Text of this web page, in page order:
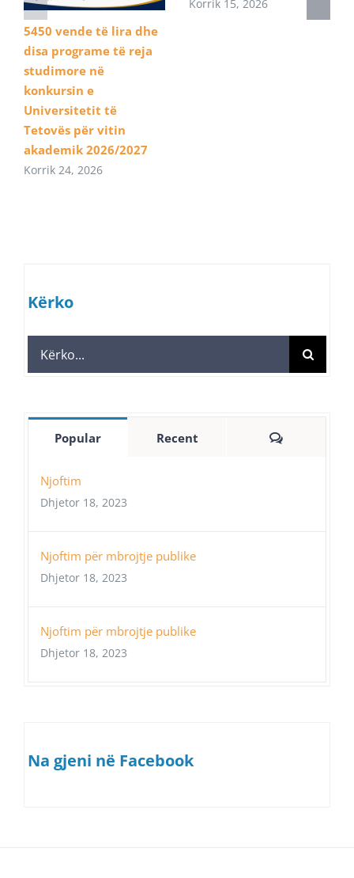
5450 vende të lira dhe
disa programe të reja
studimore në
konkursin e
Universitetit të
Tetovës për vitin
akademik 2026/2027
Korrik 24, 2026
Korrik 15, 2026
Kërko
Search
for:
Popular Recent Comments
Njoftim
Dhjetor 18, 2023
Njoftim për mbrojtje publike
Dhjetor 18, 2023
Njoftim për mbrojtje publike
Dhjetor 18, 2023
Na gjeni në Facebook